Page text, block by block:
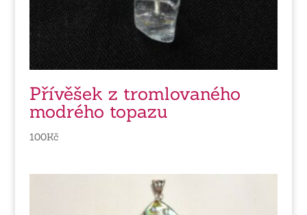
Přívěšek z tromlovaného
modrého topazu
100Kč